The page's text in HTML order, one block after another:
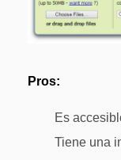
Pros:
Es
Tiene una